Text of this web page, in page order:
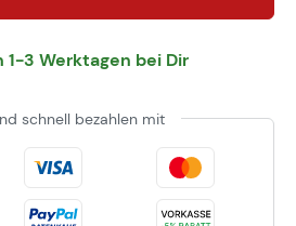
3 Werktagen bei Dir
schnell bezahlen mit